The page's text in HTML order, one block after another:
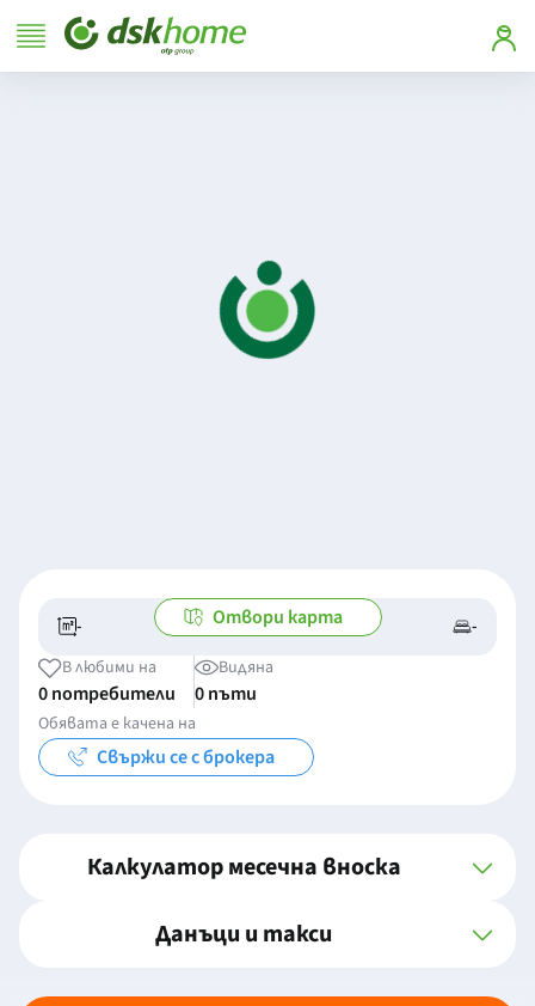
- -/- -
Отвори карта
В любими на
0 потребители
Видяна
0 пъти
Обявата е качена на
Свържи се с брокера
Калкулатор месечна вноска
Данъци и такси